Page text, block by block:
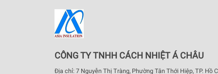
CÔNG TY TNHH CÁCH NHIỆT Á CHÂU
Địa chỉ: 7 Nguyễn Thị Tràng, Phường Tân Thới Hiệp, TP. Hồ